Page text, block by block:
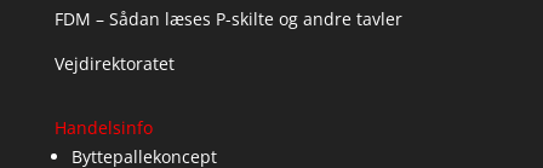
FDM – Sådan læses P-skilte og andre tavler
Vejdirektoratet
Handelsinfo
Byttepallekoncept